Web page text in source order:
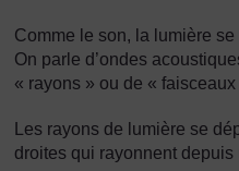
Comme le son, la lumière
On parle d’ondes
« rayons » ou de «
Les rayons de lumière se
droites qui rayonnent depuis